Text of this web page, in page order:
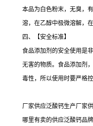
本品为白色粉末，无臭，
溶，在乙醇中极微溶解，
四、【安全标准】
食品添加剂的安全使用是
无害的物质。食品添加剂
毒性，所以使用时要严格控
厂家供应泛酸钙生产厂家
哪里有卖的供应泛酸钙品